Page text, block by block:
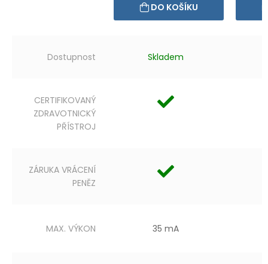
DO KOŠÍKU
Dostupnost Skladem
CERTIFIKOVANÝ
ZDRAVOTNICKÝ
PŘÍSTROJ
ZÁRUKA VRÁCENÍ
PENĚZ
MAX. VÝKON 35 mA